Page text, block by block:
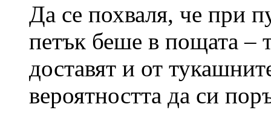
Да се похваля, че при
петък беше в пощата –
доставят и от
вероятността да си